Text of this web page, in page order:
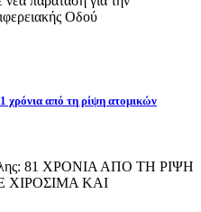
Οδού
χρόνια από τη ρίψη ατομικών
81 ΧΡΟΝΙΑ ΑΠΟ ΤΗ ΡΙΨΗ
ΚΑΙ